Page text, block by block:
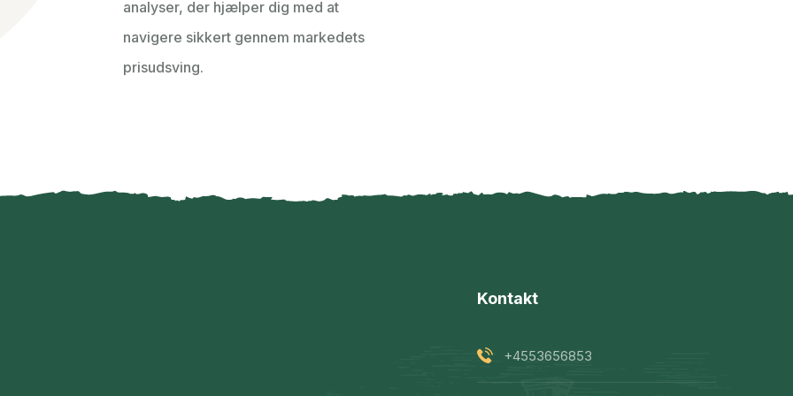
analyser, der hjælper dig med at
navigere sikkert gennem markedets
prisudsving.
Kontakt
+4553656853